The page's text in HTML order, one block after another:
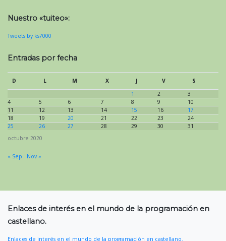
Nuestro «tuiteo»:
Tweets by ks7000
Entradas por fecha
octubre 2020
D L M X J V
S
1
2
3
4
5 6 7 8 9
10
11
12 13 14 15 16
17
18
19 20 21 22 23
24
25
26 27 28 29 30 31
« Sep Nov »
Enlaces de interés en el mundo de la programación en
castellano.
Enlaces de interés en el mundo de la programación en castellano.